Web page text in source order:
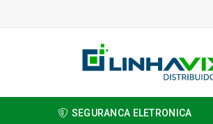
SEGURANCA ELETRONICA